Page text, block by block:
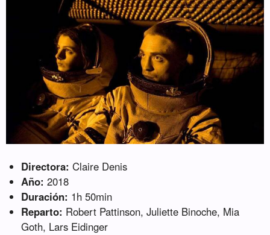
Directora: Claire Denis
Año: 2018
Duración: 1h 50min
Reparto: Robert Pattinson, Juliette Binoche, Mia
Goth, Lars Eidinger